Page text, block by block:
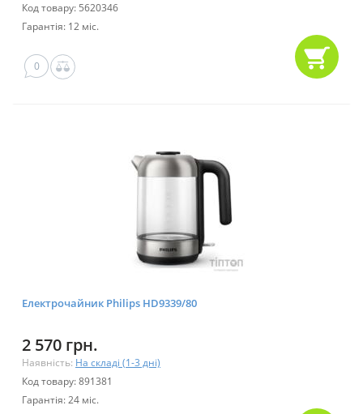
Код товару: 5620346
Гарантія: 12 міс.
0
Електрочайник Philips HD9339/80
2 570 грн.
Наявність: На складі (1-3 дні)
Код товару: 891381
Гарантія: 24 міс.